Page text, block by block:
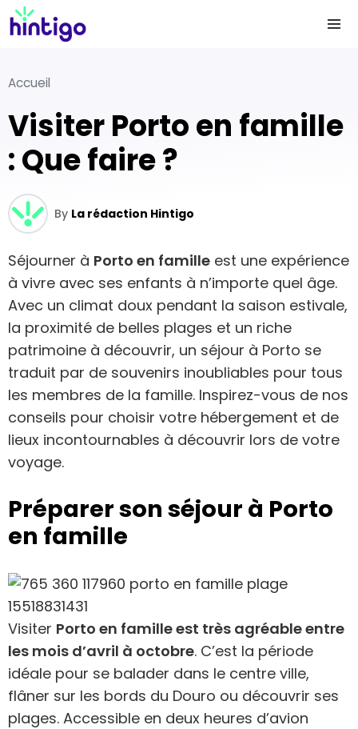
Accueil
Visiter Porto en famille
: Que faire ?
By La rédaction Hintigo
Séjourner à Porto en famille est une expérience
à vivre avec ses enfants à n’importe quel âge.
Avec un climat doux pendant la saison estivale,
la proximité de belles plages et un riche
patrimoine à découvrir, un séjour à Porto se
traduit par de souvenirs inoubliables pour tous
les membres de la famille. Inspirez-vous de nos
conseils pour choisir votre hébergement et de
lieux incontournables à découvrir lors de votre
voyage.
Préparer son séjour à Porto
en famille
Visiter Porto en famille est très agréable entre
les mois d’avril à octobre. C’est la période
idéale pour se balader dans le centre ville,
flâner sur les bords du Douro ou découvrir ses
plages. Accessible en deux heures d’avion